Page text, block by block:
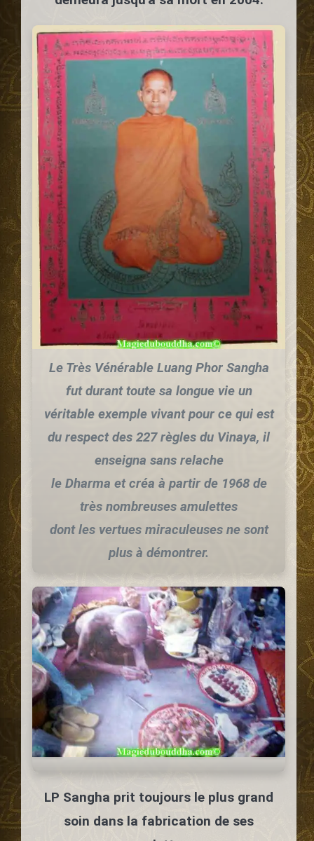
Le Très Vénérable Luang Phor Sangha
fut durant toute sa longue vie un
véritable exemple vivant pour ce qui est
du respect des 227 règles du Vinaya, il
enseigna sans relache
le Dharma et créa à partir de 1968 de
très nombreuses amulettes
dont les vertues miraculeuses ne sont
plus à démontrer.
LP Sangha prit toujours le plus grand
soin dans la fabrication de ses